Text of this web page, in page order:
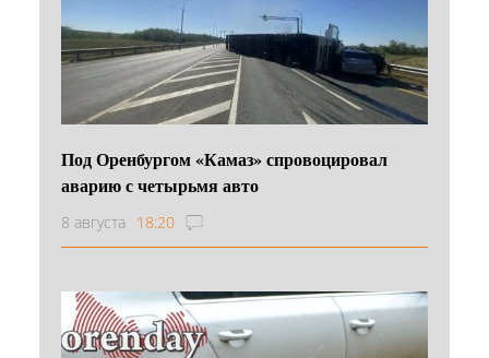
Под Оренбургом «Камаз» спровоцировал
аварию с четырьмя авто
8 августа 18:20